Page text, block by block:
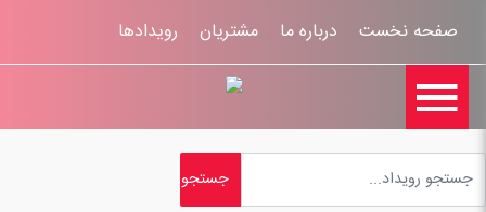
صفحه نخست درباره ما مشتریان رویدادها
ثبت شکایات راهنمای سایت
تماس با ما
